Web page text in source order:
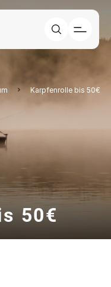
Karpfenrolle bis 50€
50€